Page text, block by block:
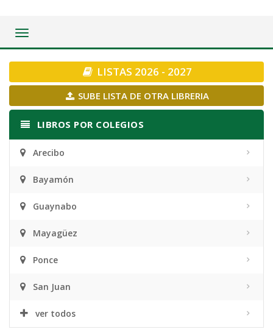
Toggle
LISTAS 2026 - 2027
SUBE LISTA DE OTRA LIBRERIA
LIBROS POR COLEGIOS
Arecibo
Bayamón
Guaynabo
Mayagüez
Ponce
San Juan
ver todos